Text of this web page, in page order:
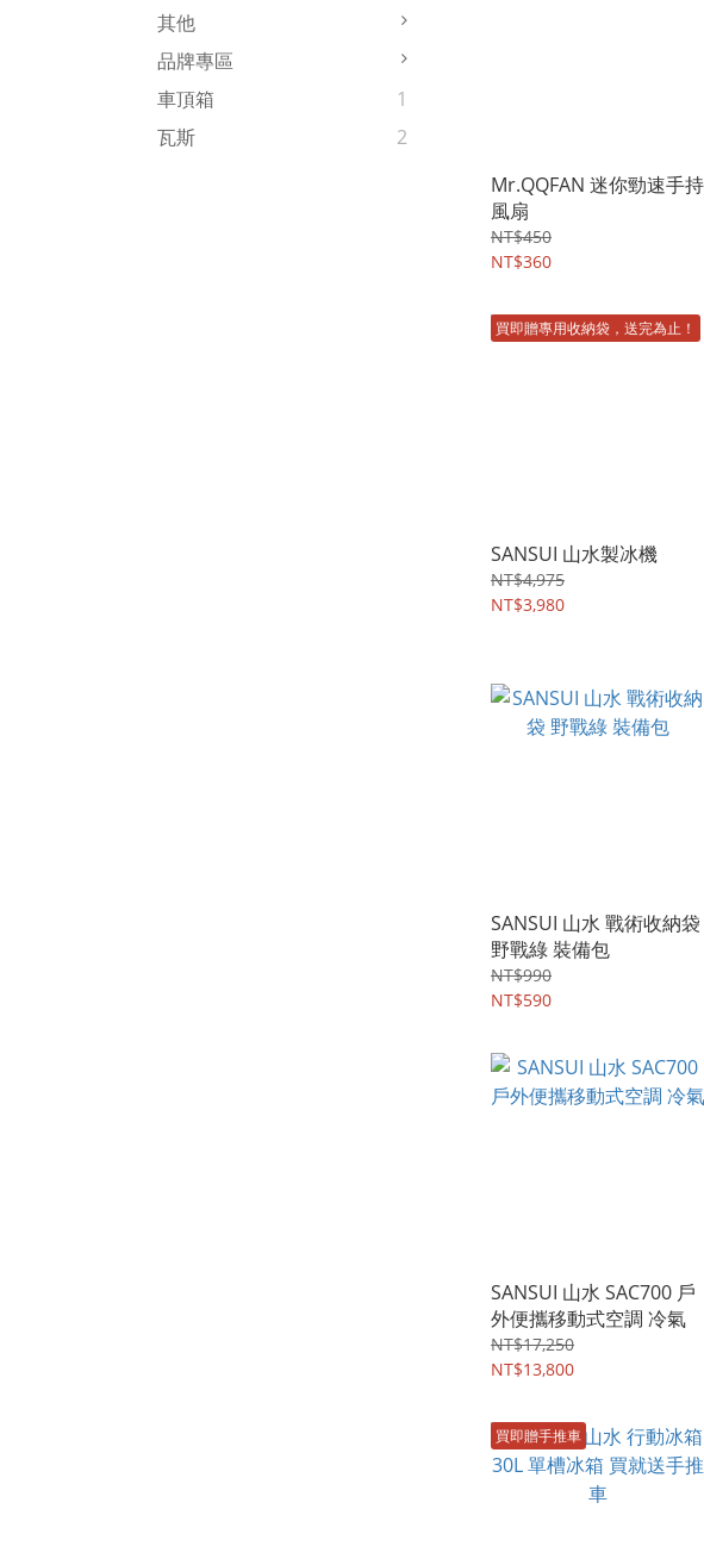
其他
品牌專區
車頂箱
1
瓦斯
2
Mr.QQFAN 迷你勁速手持
風扇
NT$450
NT$360
買即贈專用收納袋，送完為止！
SANSUI 山水製冰機
NT$4,975
NT$3,980
SANSUI 山水 戰術收納袋
野戰綠 裝備包
NT$990
NT$590
SANSUI 山水 SAC700 戶
外便攜移動式空調 冷氣
NT$17,250
NT$13,800
買即贈手推車